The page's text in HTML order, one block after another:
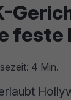
feste
4 Min.